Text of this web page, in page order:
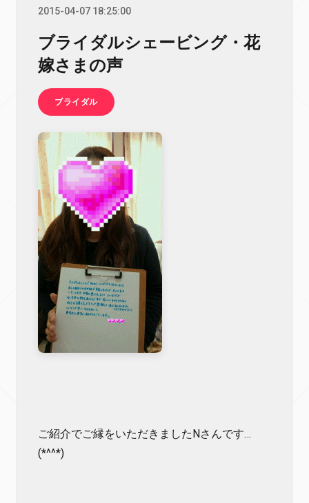
2015-04-07 18:25:00
ブライダルシェービング・花
嫁さまの声
ブライダル
ご紹介でご縁をいただきましたNさんです…
(*^^*)